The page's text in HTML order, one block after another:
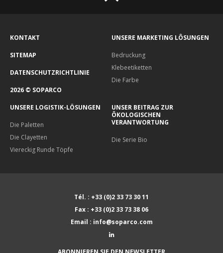
KONTAKT
SITEMAP
DATENSCHUTZRICHTLINIE
2026 © SOPARCO
UNSERE MARKETING LÔSUNGEN
Bedruckung
Klebeetiketten
Die Farbe
UNSERE LOGISTIK-LÖSUNGEN
Die Paletten
Die Clayetten
Viereckig Runde Töpfe
UNSER BEITRAG ZUR
ÔKOLOGISCHEN
VERANTWORTUNG
Die Serie Bio
Tél. : +33 (0)2 33 73 30 11
Fax : +33 (0)2 33 73 38 06
Email : info@soparco.com